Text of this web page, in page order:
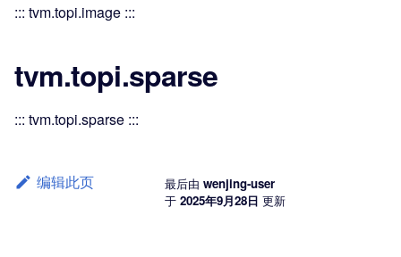
::: tvm.topi.image :::
tvm.topi.sparse
::: tvm.topi.sparse :::
编辑此页 最后由 wenjing-user
于 2025年9月28日 更新